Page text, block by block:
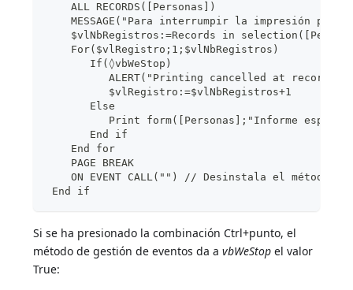
ALL RECORDS([Personas])
MESSAGE("Para interrumpir la impresión
$vlNbRegistros:=Records in
For($vlRegistro;1;$vlNbRegistros)
If(◊vbWeStop)
ALERT("Printing cancelled at record
$vlRegistro:=$vlNbRegistros+1
Else
Print form([Personas];"Informe
End if
End for
PAGE BREAK
ON EVENT CALL("") // Desinstala el método de
End if
Si se ha presionado la combinación Ctrl+punto, el
método de gestión de eventos da avbWeStop el valor
True: